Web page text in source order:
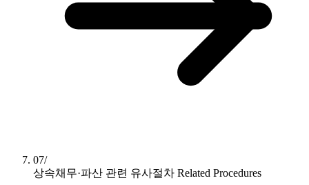
07/
상속채무·파산 관련 유사절차 Related Procedures